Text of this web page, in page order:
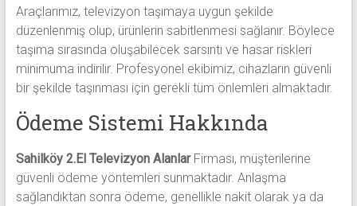
Araçlarımız, televizyon taşımaya uygun şekilde
düzenlenmiş olup, ürünlerin sabitlenmesi sağlanır. Böylece
taşıma sırasında oluşabilecek sarsıntı ve hasar riskleri
minimuma indirilir. Profesyonel ekibimiz, cihazların güvenli
bir şekilde taşınması için gerekli tüm önlemleri almaktadır.
Ödeme Sistemi Hakkında
Sahilköy 2.El Televizyon Alanlar Firması, müşterilerine
güvenli ödeme yöntemleri sunmaktadır. Anlaşma
sağlandıktan sonra ödeme, genellikle nakit olarak ya da